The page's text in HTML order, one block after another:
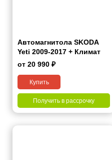
Автомагнитола SKODA
Yeti 2009-2017 + Климат
от 20 990 ₽
Купить
Получить в рассрочку